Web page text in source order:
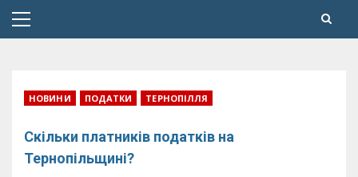
Primary
НОВИНИ ПОДАТКИ ТЕРНОПІЛЛЯ
Скільки платників податків на
Тернопільщині?